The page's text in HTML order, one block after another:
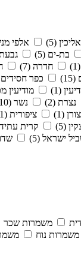
אליכין (5) אלפי
בת-ים (5)
חדרה (7)
כפר חסידים
(1) מודיעין
נצרת (2) נשר (10)
צורן (1) ציפורית (1)
(5) קרית
ישראל (5)
משמרות שכר
משמרות נוח